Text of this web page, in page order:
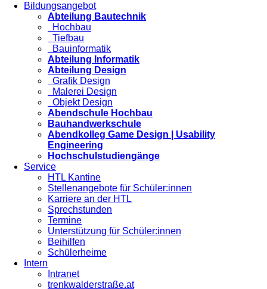
Bildungsangebot
Abteilung Bautechnik
Hochbau
Tiefbau
Bauinformatik
Abteilung Informatik
Abteilung Design
Grafik Design
Malerei Design
Objekt Design
Abendschule Hochbau
Bauhandwerkschule
Abendkolleg Game Design | Usability
Engineering
Hochschulstudiengänge
Service
HTL Kantine
Stellenangebote für Schüler:innen
Karriere an der HTL
Sprechstunden
Termine
Unterstützung für Schüler:innen
Beihilfen
Schülerheime
Intern
Intranet
trenkwalderstraße.at